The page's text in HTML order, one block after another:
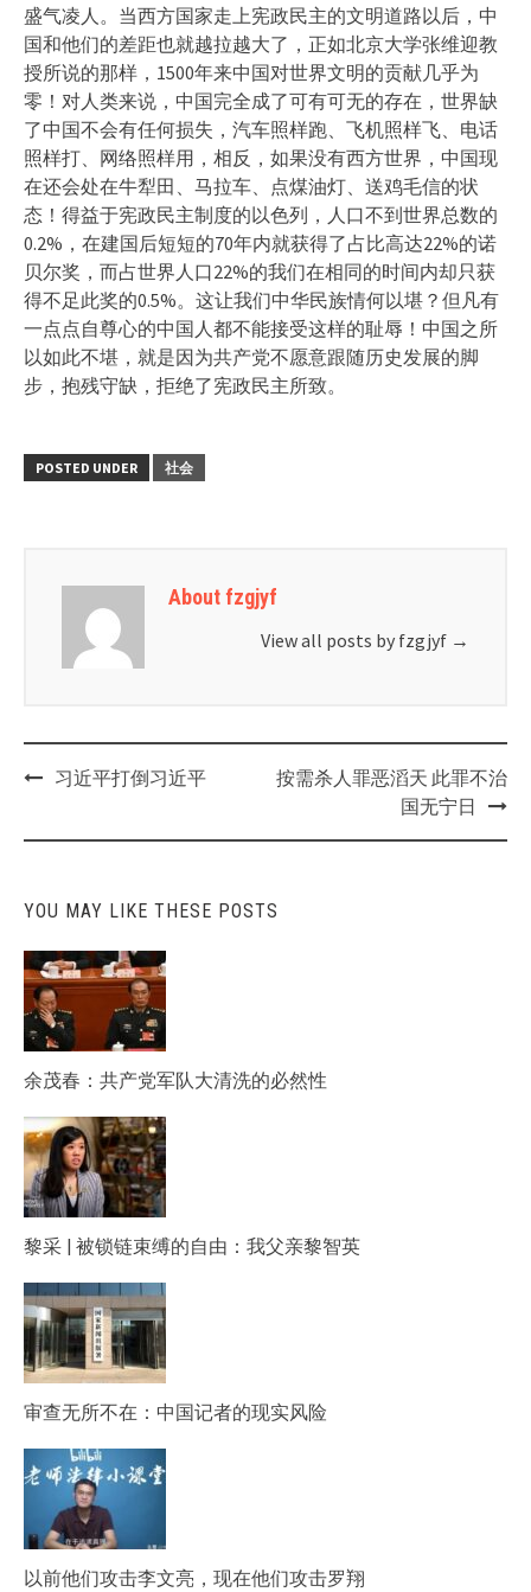
盛气凌人。当西方国家走上宪政民主的文明道路以后，中
国和他们的差距也就越拉越大了，正如北京大学张维迎教
授所说的那样，1500年来中国对世界文明的贡献几乎为
零！对人类来说，中国完全成了可有可无的存在，世界缺
了中国不会有任何损失，汽车照样跑、飞机照样飞、电话
照样打、网络照样用，相反，如果没有西方世界，中国现
在还会处在牛犁田、马拉车、点煤油灯、送鸡毛信的状
态！得益于宪政民主制度的以色列，人口不到世界总数的
0.2%，在建国后短短的70年内就获得了占比高达22%的诺
贝尔奖，而占世界人口22%的我们在相同的时间内却只获
得不足此奖的0.5%。这让我们中华民族情何以堪？但凡有
一点点自尊心的中国人都不能接受这样的耻辱！中国之所
以如此不堪，就是因为共产党不愿意跟随历史发展的脚
步，抱残守缺，拒绝了宪政民主所致。
POSTED UNDER 社会
About fzgjyf
View all posts by fzgjyf →
Post习近平打倒习近平
按需杀人罪恶滔天 此罪不治
国无宁日
YOU MAY LIKE THESE POSTS
余茂春：共产党军队大清洗的必然性
黎采 | 被锁链束缚的自由：我父亲黎智英
审查无所不在：中国记者的现实风险
以前他们攻击李文亮，现在他们攻击罗翔